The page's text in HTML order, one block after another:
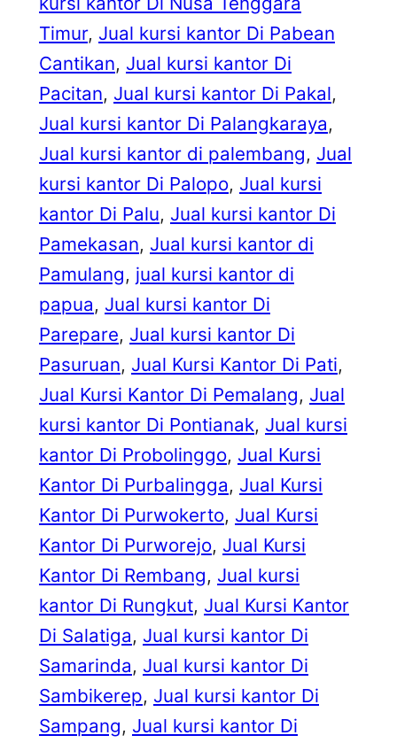
Timur, Jual kursi kantor Di Pabean
Cantikan, Jual kursi kantor Di
Pacitan, Jual kursi kantor Di Pakal
Jual kursi kantor Di Palangkaraya
Jual kursi kantor di palembang, Jual
kursi kantor Di Palopo, Jual kursi
kantor Di Palu, Jual kursi kantor Di
Pamekasan, Jual kursi kantor di
Pamulang, jual kursi kantor di
papua, Jual kursi kantor Di
Parepare, Jual kursi kantor Di
Pasuruan, Jual Kursi Kantor Di Pati
Jual Kursi Kantor Di Pemalang, Jual
kursi kantor Di Pontianak, Jual kursi
kantor Di Probolinggo, Jual Kursi
Kantor Di Purbalingga, Jual Kursi
Kantor Di Purwokerto, Jual Kursi
Kantor Di Purworejo, Jual Kursi
Kantor Di Rembang, Jual kursi
kantor Di Rungkut, Jual Kursi Kantor
Di Salatiga, Jual kursi kantor Di
Samarinda, Jual kursi kantor Di
Sambikerep, Jual kursi kantor Di
Sampang, Jual kursi kantor Di